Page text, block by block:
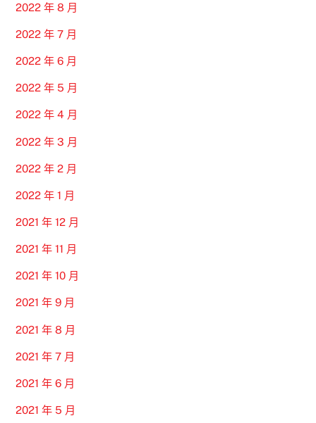
2022 年 8 月
2022 年 7 月
2022 年 6 月
2022 年 5 月
2022 年 4 月
2022 年 3 月
2022 年 2 月
2022 年 1 月
2021 年 12 月
2021 年 11 月
2021 年 10 月
2021 年 9 月
2021 年 8 月
2021 年 7 月
2021 年 6 月
2021 年 5 月